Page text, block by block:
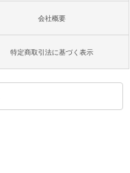
会社概要
特定商取引法に基づく表示